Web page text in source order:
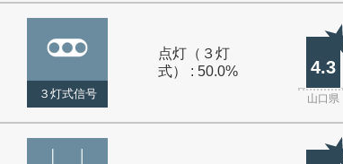
３灯式信号
点灯（３灯
式） : 50.0%
4.3
山口県